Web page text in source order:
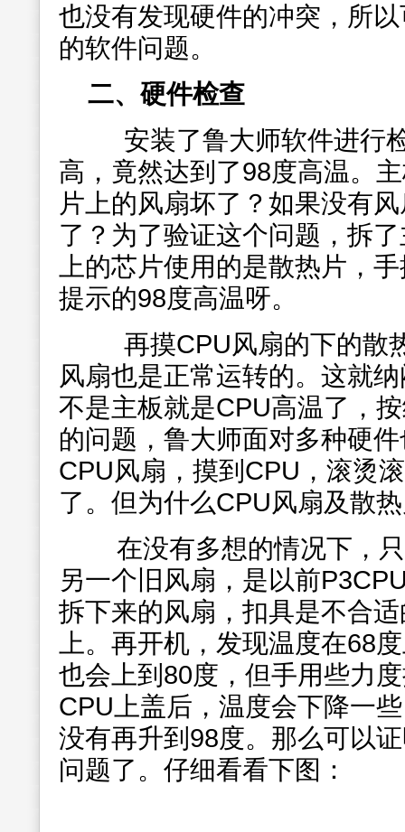
也没有发现硬件的冲突，所
的软件问题。
二、硬件检查
安装了鲁大师软件进行
高，竟然达到了98度高温。
片上的风扇坏了？如果没有
了？为了验证这个问题，拆
上的芯片使用的是散热片，
提示的98度高温呀。
再摸CPU风扇的下的散
风扇也是正常运转的。这就
不是主板就是CPU高温了，
的问题，鲁大师面对多种硬
CPU风扇，摸到CPU，滚烫
了。但为什么CPU风扇及散
在没有多想的情况下，
另一个旧风扇，是以前
拆下来的风扇，扣具是不合
上。再开机，发现温度在68
也会上到80度，但手用些力
CPU上盖后，温度会下降一
没有再升到98度。那么可以
问题了。仔细看看下图：